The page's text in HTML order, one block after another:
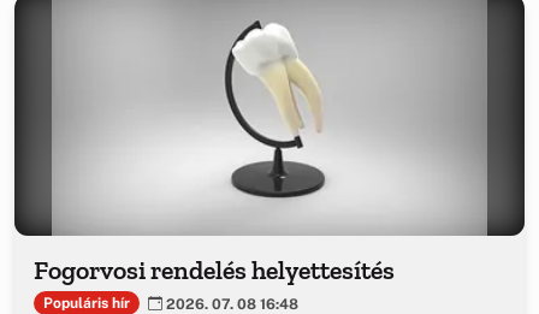
Fogorvosi rendelés helyettesítés
Populáris hír 2026. 07. 08 16:48